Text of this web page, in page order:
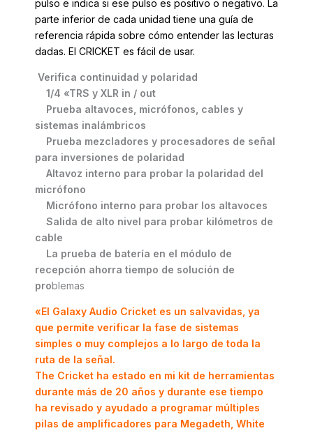
pulso e indica si ese pulso es positivo o negativo. La
parte inferior de cada unidad tiene una guía de
referencia rápida sobre cómo entender las lecturas
dadas. El CRICKET es fácil de usar.
Verifica continuidad y polaridad
1/4 «TRS y XLR in / out
Prueba altavoces, micrófonos, cables y
sistemas inalámbricos
Prueba mezcladores y procesadores de señal
para inversiones de polaridad
Altavoz interno para probar la polaridad del
micrófono
Micrófono interno para probar los altavoces
Salida de alto nivel para probar kilómetros de
cable
La prueba de batería en el módulo de
recepción ahorra tiempo de solución de
problemas
«El Galaxy Audio Cricket es un salvavidas, ya
que permite verificar la fase de sistemas
simples o muy complejos a lo largo de toda la
ruta de la señal.
The Cricket ha estado en mi kit de herramientas
durante más de 20 años y durante ese tiempo
ha revisado y ayudado a programar múltiples
pilas de amplificadores para Megadeth, White